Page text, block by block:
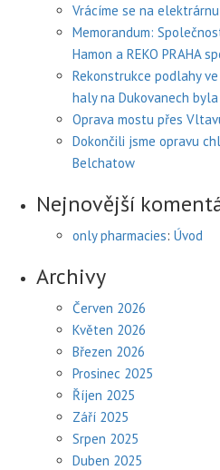
Vrácíme se na
Memorandum:
Hamon a REKO PRAHA
Rekonstrukce podlahy
haly na Dukovanech
Oprava mostu přes
Dokončili jsme opravu
Belchatow
Nejnovější
only pharmacies: Úvod
Archivy
Červen 2026
Květen 2026
Březen 2026
Prosinec 2025
Říjen 2025
Září 2025
Srpen 2025
Duben 2025